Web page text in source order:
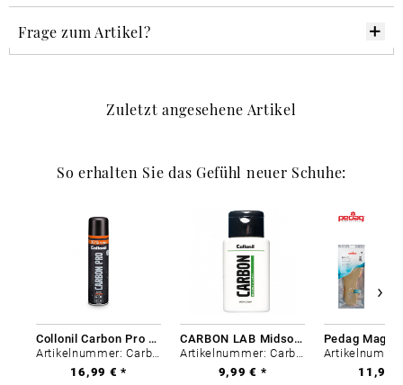
Frage zum Artikel?
Zuletzt angesehene Artikel
So erhalten Sie das Gefühl neuer Schuhe:
Collonil Carbon Pro 400 ml
Artikelnummer: Carbon-0
16,99 € *
CARBON LAB Midsole Cleaner
Artikelnummer: Carbon-0
9,99 € *
11,99